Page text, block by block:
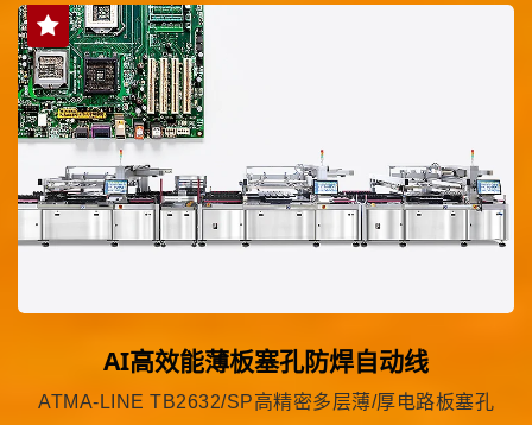
AI高效能薄板塞孔防焊自动线
ATMA-LINE TB2632/SP高精密多层薄/厚电路板塞孔